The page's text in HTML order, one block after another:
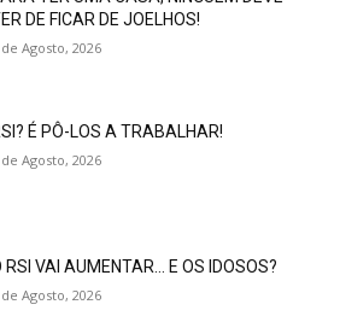
DE FICAR DE JOELHOS!
Agosto, 2026
É PÔ-LOS A TRABALHAR!
Agosto, 2026
RSI VAI AUMENTAR… E OS IDOSOS?
Agosto, 2026